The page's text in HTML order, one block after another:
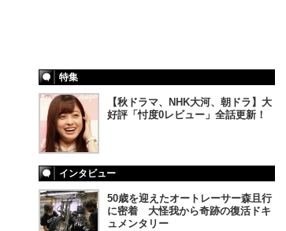
特集
【秋ドラマ、NHK大河、朝ドラ】大
好評「忖度0レビュー」全話更新！
インタビュー
50歳を迎えたオートレーサー森且行
に密着 大怪我から奇跡の復活ドキ
ュメンタリー